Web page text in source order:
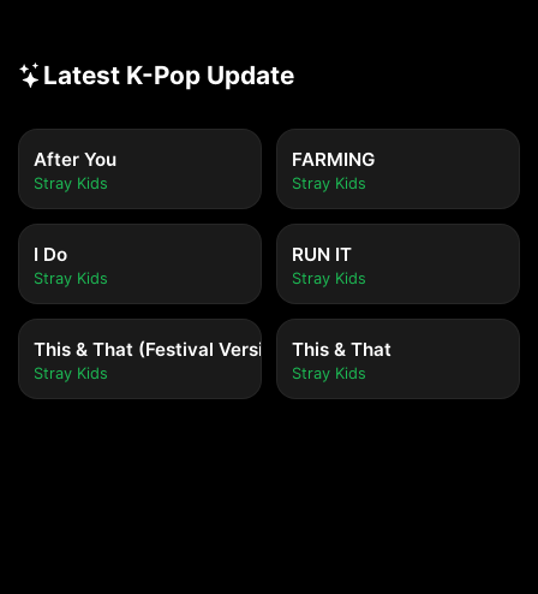
Latest K-Pop Update
After You
Stray Kids
FARMING
Stray Kids
I Do
Stray Kids
RUN IT
Stray Kids
This & That (Festival Version)
Stray Kids
This & That
Stray Kids